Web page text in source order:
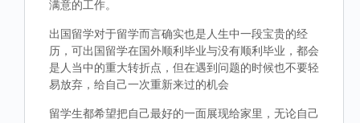
满意的工作。
出国留学对于留学而言确实也是人生中一段宝贵的经
历，可出国留学在国外顺利毕业与没有顺利毕业，都会
是人当中的重大转折点，但在遇到问题的时候也不要轻
易放弃，给自己一次重新来过的机会
留学生都希望把自己最好的一面展现给家里，无论自己